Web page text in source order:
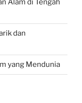
Alam di Tengah
dan
yang Mendunia